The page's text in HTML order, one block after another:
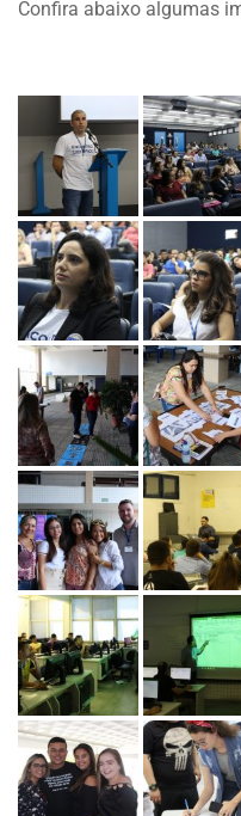
Confira abaixo algumas